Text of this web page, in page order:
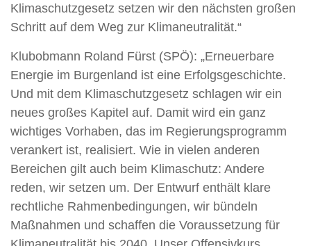
Klimaschutzgesetz setzen wir den nächsten großen
Schritt auf dem Weg zur Klimaneutralität.“
Klubobmann Roland Fürst (SPÖ): „Erneuerbare
Energie im Burgenland ist eine Erfolgsgeschichte.
Und mit dem Klimaschutzgesetz schlagen wir ein
neues großes Kapitel auf. Damit wird ein ganz
wichtiges Vorhaben, das im Regierungsprogramm
verankert ist, realisiert. Wie in vielen anderen
Bereichen gilt auch beim Klimaschutz: Andere
reden, wir setzen um. Der Entwurf enthält klare
rechtliche Rahmenbedingungen, wir bündeln
Maßnahmen und schaffen die Voraussetzung für